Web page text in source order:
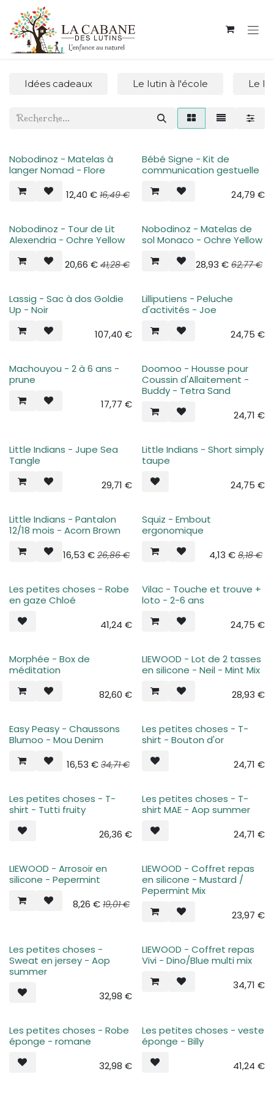
Se rendre au contenu
Idées cadeaux Le lutin à l'école Le
Nobodinoz - Matelas à
langer Nomad - Flore
12,40 € 16,49€
Bébé Signe - Kit de
communication gestuelle
24,79 €
Nobodinoz - Tour de Lit
Alexendria - Ochre Yellow
20,66 € 41,28€
Nobodinoz - Matelas de
sol Monaco - Ochre Yellow
28,93 € 62,77€
Lassig - Sac à dos Goldie
Up - Noir
107,40 €
Lilliputiens - Peluche
d'activités - Joe
24,75 €
Machouyou - 2 à 6 ans -
prune
17,77 €
Doomoo - Housse pour
Coussin d'Allaitement -
Buddy - Tetra Sand
24,71 €
Little Indians - Jupe Sea
Tangle
29,71 €
Little Indians - Short simply
taupe
24,75 €
Little Indians - Pantalon
12/18 mois - Acorn Brown
16,53 € 26,86€
Squiz - Embout
ergonomique
4,13 € 8,18€
Les petites choses - Robe
en gaze Chloé
41,24 €
Vilac - Touche et trouve +
loto - 2-6 ans
24,75 €
Morphée - Box de
méditation
82,60 €
LIEWOOD - Lot de 2 tasses
en silicone - Neil - Mint Mix
28,93 €
Easy Peasy - Chaussons
Blumoo - Mou Denim
16,53 € 34,71€
Les petites choses - T-
shirt - Bouton d'or
24,71 €
Les petites choses - T-
shirt - Tutti fruity
26,36 €
Les petites choses - T-
shirt MAE - Aop summer
24,71 €
LIEWOOD - Arrosoir en
silicone - Pepermint
8,26 € 19,01€
LIEWOOD - Coffret repas
en silicone - Mustard /
Pepermint Mix
23,97 €
Les petites choses -
Sweat en jersey - Aop
summer
32,98 €
LIEWOOD - Coffret repas
Vivi - Dino/Blue multi mix
34,71 €
Les petites choses - Robe
éponge - romane
32,98 €
Les petites choses - veste
éponge - Billy
41,24 €